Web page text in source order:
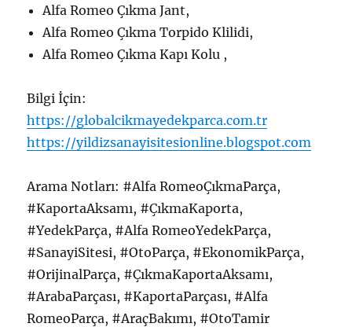
Alfa Romeo Çıkma Jant,
Alfa Romeo Çıkma Torpido Klilidi,
Alfa Romeo Çıkma Kapı Kolu ,
Bilgi İçin:
https://globalcikmayedekparca.com.tr
https://yildizsanayisitesionline.blogspot.com
Arama Notları: #Alfa RomeoÇıkmaParça,
#KaportaAksamı, #ÇıkmaKaporta,
#YedekParça, #Alfa RomeoYedekParça,
#SanayiSitesi, #OtoParça, #EkonomikParça,
#OrijinalParça, #ÇıkmaKaportaAksamı,
#ArabaParçası, #KaportaParçası, #Alfa
RomeoParça, #AraçBakımı, #OtoTamir